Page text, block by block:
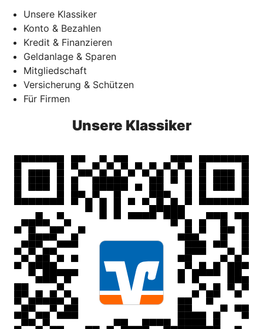
Unsere Klassiker
Konto & Bezahlen
Kredit & Finanzieren
Geldanlage & Sparen
Mitgliedschaft
Versicherung & Schützen
Für Firmen
Unsere Klassiker